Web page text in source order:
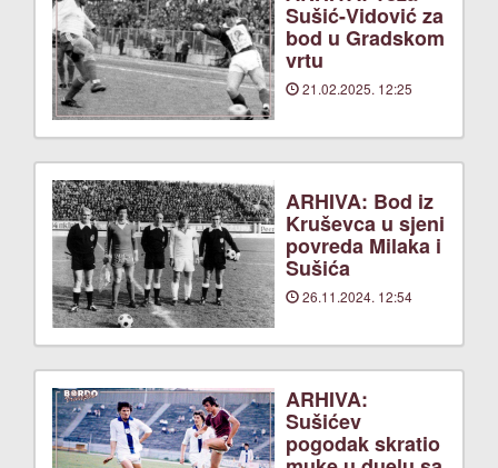
Sušić-Vidović za
bod u Gradskom
vrtu
21.02.2025. 12:25
ARHIVA: Bod iz
Kruševca u sjeni
povreda Milaka i
Sušića
26.11.2024. 12:54
ARHIVA:
Sušićev
pogodak skratio